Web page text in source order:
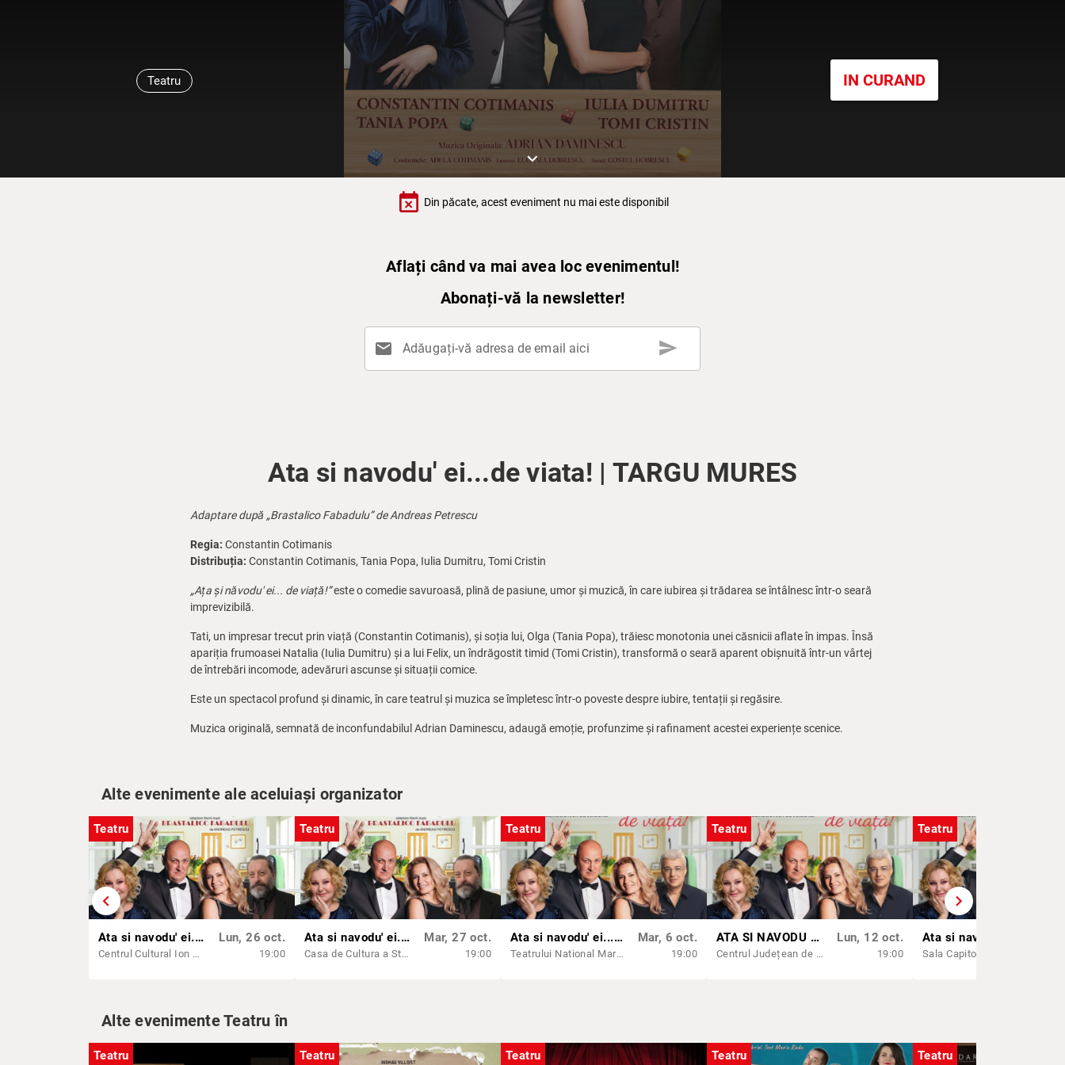
Teatru IN CURAND
keyboard_arrow_down
event_busy Din păcate, acest eveniment nu mai este disponibil
Aflați când va mai avea loc evenimentul!
Abonați-vă la newsletter!
mail Adăugați-vă adresa de email aici send
Ata si navodu' ei...de viata! | TARGU MURES
Adaptare după „Brastalico Fabadulu” de Andreas Petrescu
Regia: Constantin Cotimanis
Distribuția: Constantin Cotimanis, Tania Popa, Iulia Dumitru, Tomi Cristin
„Ața și năvodu' ei... de viață!”este o comedie savuroasă, plină de pasiune, umor și muzică, în care iubirea și trădarea se întâlnesc într-o seară
imprevizibilă.
Tati, un impresar trecut prin viață (Constantin Cotimanis), și soția lui, Olga (Tania Popa), trăiesc monotonia unei căsnicii aflate în impas. Însă
apariția frumoasei Natalia (Iulia Dumitru) și a lui Felix, un îndrăgostit timid (Tomi Cristin), transformă o seară aparent obișnuită într-un vârtej
de întrebări incomode, adevăruri ascunse și situații comice.
Este un spectacol profund și dinamic, în care teatrul și muzica se împletesc într-o poveste despre iubire, tentații și regăsire.
Muzica originală, semnată de inconfundabilul Adrian Daminescu, adaugă emoție, profunzime și rafinament acestei experiențe scenice.
Alte evenimente ale aceluiași organizator
chevron_left
Teatru
Ata si navodu' ei...de viata! | SIBIU
Centrul Cultural Ion Besoiu - Sibiu
Lun, 26 oct.
19:00
Teatru
Ata si navodu' ei...de viata! | CLUJ-NAPOCA
Casa de Cultura a Studentilor Dumitru Farcas Cluj Napoca
Mar, 27 oct.
19:00
Teatru
Ata si navodu' ei...de viata! | CRAIOVA
Teatrului National Marin Sorescu Sala Mare
Mar, 6 oct.
19:00
Teatru
ATA SI NAVODU EI DE VIATA | CALARASI
Centrul Județean de Cultură și Creație Călărași - Sala "Barbu Știrbei"
Lun, 12 oct.
19:00
Teatru
chevron_right
Alte evenimente Teatru în
Teatru Teatru Teatru Teatru Teatru